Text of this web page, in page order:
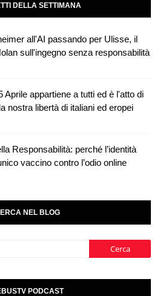
DELLA SETTIMANA
all'AI passando per Ulisse, il
sull'ingegno senza responsabilità
Aprile appartiene a tutti ed è l'atto di
nostra libertà di italiani ed eropei
Responsabilità: perché l’identità
vaccino contro l’odio online
NEL BLOG
PODCAST